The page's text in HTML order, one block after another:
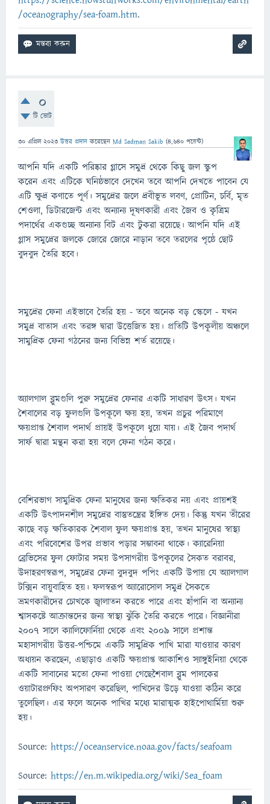
/oceanography/sea-foam.htm.
0
টি ভোট
30 এপ্রিল 2023 উত্তর প্রদান করেছেন Md Sadman Sakib (4,640 পয়েন্ট)
আপনি যদি একটি পরিষ্কার গ্লাসে সমুদ্র থেকে কিছু জল স্কুপ
করেন এবং এটিকে ঘনিষ্ঠভাবে দেখেন তবে আপনি দেখতে পাবেন যে
এটি ক্ষুদ্র কণাতে পূর্ণ। সমুদ্রের জলে দ্রবীভূত লবণ, প্রোটিন, চর্বি, মৃত
শেওলা, ডিটারজেন্ট এবং অন্যান্য দূষণকারী এবং জৈব ও কৃত্রিম
পদার্থের একগুচ্ছ অন্যান্য বিট এবং টুকরা রয়েছে। আপনি যদি এই
গ্লাস সমুদ্রের জলকে জোরে জোরে নাড়ান তবে তরলের পৃষ্ঠে ছোট
বুদবুদ তৈরি হবে।
সমুদ্রের ফেনা এইভাবে তৈরি হয় - তবে অনেক বড় স্কেলে - যখন
সমুদ্র বাতাস এবং তরঙ্গ দ্বারা উত্তেজিত হয়। প্রতিটি উপকূলীয় অঞ্চলে
সামুদ্রিক ফেনা গঠনের জন্য বিভিন্ন শর্ত রয়েছে।
অ্যালগাল ব্লুমগুলি পুরু সমুদ্রের ফেনার একটি সাধারণ উত্স। যখন
শৈবালের বড় ফুলগুলি উপকূলে ক্ষয় হয়, তখন প্রচুর পরিমাণে
ক্ষয়প্রাপ্ত শৈবাল পদার্থ প্রায়ই উপকূলে ধুয়ে যায়। এই জৈব পদার্থ
সার্ফ দ্বারা মন্থন করা হয় বলে ফেনা গঠন করে।
বেশিরভাগ সামুদ্রিক ফেনা মানুষের জন্য ক্ষতিকর নয় এবং প্রায়শই
একটি উত্পাদনশীল সমুদ্রের বাস্তুতন্ত্রের ইঙ্গিত দেয়। কিন্তু যখন তীরের
কাছে বড় ক্ষতিকারক শৈবাল ফুল ক্ষয়প্রাপ্ত হয়, তখন মানুষের স্বাস্থ্য
এবং পরিবেশের উপর প্রভাব পড়ার সম্ভাবনা থাকে। ক্যারেনিয়া
ব্রেভিসের ফুল ফোটার সময় উপসাগরীয় উপকূলের সৈকত বরাবর,
উদাহরণস্বরূপ, সমুদ্রের ফেনা বুদবুদ পপিং একটি উপায় যে অ্যালগাল
টক্সিন বায়ুবাহিত হয়। ফলস্বরূপ অ্যারোসোল সমুদ্র সৈকতে
ভ্রমণকারীদের চোখকে জ্বালাতন করতে পারে এবং হাঁপানি বা অন্যান্য
শ্বাসকষ্টে আক্রান্তদের জন্য স্বাস্থ্য ঝুঁকি তৈরি করতে পারে। বিজ্ঞানীরা
2007 সালে ক্যালিফোর্নিয়া থেকে এবং 2009 সালে প্রশান্ত
মহাসাগরীয় উত্তর-পশ্চিমে একটি সামুদ্রিক পাখি মারা যাওয়ার কারণ
অধ্যয়ন করছেন, এছাড়াও একটি ক্ষয়প্রাপ্ত আকাশিও স্যাঙ্গুইনিয়া থেকে
একটি সাবানের মতো ফেনা পাওয়া গেছেশৈবাল ব্লুম পালকের
ওয়াটারপ্রুফিং অপসারণ করেছিল, পাখিদের উড়ে যাওয়া কঠিন করে
তুলেছিল। এর ফলে অনেক পাখির মধ্যে মারাত্মক হাইপোথার্মিয়া শুরু
হয়।
Source: https://oceanservice.noaa.gov/facts/seafoam
Source: https://en.m.wikipedia.org/wiki/Sea_foam